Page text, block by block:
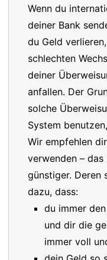
Wenn du
deiner Bank
du Geld
schlechten
deiner
anfallen. Der
solche
System
Wir empfehlen
verwenden –
günstiger. Deren
dazu, dass:
du immer
und dir die
immer voll